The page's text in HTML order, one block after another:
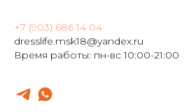
+7 (903) 686 14 04
dresslife.msk18@yandex.ru
Время работы: пн-вс 10:00-21:00